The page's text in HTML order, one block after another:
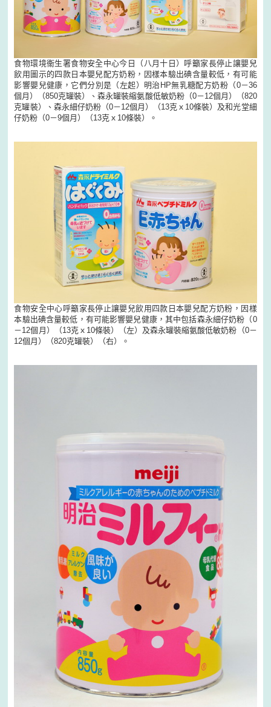
食物環境衞生署食物安全中心今日（八月十日）呼籲家長停止讓嬰兒
飲用圖示的四款日本嬰兒配方奶粉，因樣本驗出碘含量較低，有可能
影響嬰兒健康，它們分別是（左起）明治HP無乳糖配方奶粉（0－36
個月）（850克罐裝）、森永罐裝縮氨酸低敏奶粉（0－12個月）（820
克罐裝）、森永細仔奶粉（0－12個月）（13克ｘ10條裝）及和光堂細
仔奶粉（0－9個月）（13克ｘ10條裝）。
食物安全中心呼籲家長停止讓嬰兒飲用四款日本嬰兒配方奶粉，因樣
本驗出碘含量較低，有可能影響嬰兒健康，其中包括森永細仔奶粉（0
－12個月）（13克ｘ10條裝）（左）及森永罐裝縮氨酸低敏奶粉（0－
12個月）（820克罐裝）（右）。